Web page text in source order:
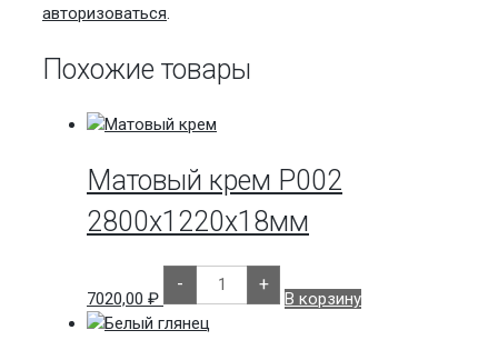
авторизоваться.
Похожие товары
Матовый крем P002
2800х1220х18мм
7020,00 ₽
-
Количество
товара
Матовый
крем
P002
+
В корзину